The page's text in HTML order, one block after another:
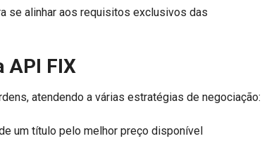
se alinhar aos requisitos exclusivos das
API FIX
atendendo a várias estratégias de negociação:
um título pelo melhor preço disponível